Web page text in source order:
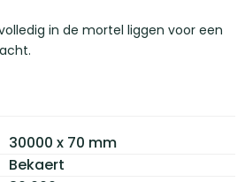
in de mortel liggen voor een
30000 x 70 mm
Bekaert